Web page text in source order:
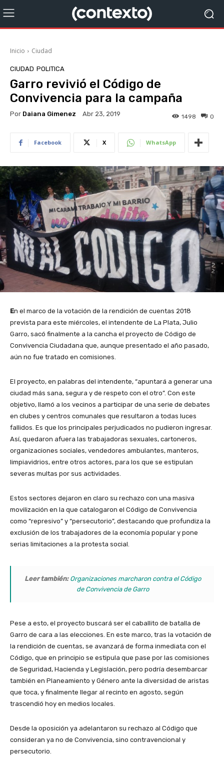
Inicio Ciudad
CIUDAD POLITICA
Garro revivió el Código de
Convivencia para la campaña
Por Daiana Gimenez Abr 23, 2019 0
1498
Facebook X WhatsApp
En el marco de la votación de la rendición de cuentas 2018
prevista para este miércoles, el intendente de La Plata, Julio
Garro, sacó finalmente a la cancha el proyecto de Código de
Convivencia Ciudadana que, aunque presentado el año pasado,
aún no fue tratado en comisiones.
El proyecto, en palabras del intendente, “apuntará a generar una
ciudad más sana, segura y de respeto con el otro”. Con este
objetivo, llamó a los vecinos a participar de una serie de debates
en clubes y centros comunales que resultaron a todas luces
fallidos. Es que los principales perjudicados no pudieron ingresar.
Así, quedaron afuera las trabajadoras sexuales, cartoneros,
organizaciones sociales, vendedores ambulantes, manteros,
limpiavidrios, entre otros actores, para los que se estipulan
severas multas por sus actividades.
Estos sectores dejaron en claro su rechazo con una masiva
movilización en la que catalogaron el Código de Convivencia
como “represivo” y “persecutorio”, destacando que profundiza la
exclusión de los trabajadores de la economía popular y pone
serias limitaciones a la protesta social.
Leer también: Organizaciones marcharon contra el Código
de Convivencia de Garro
Pese a esto, el proyecto buscará ser el caballito de batalla de
Garro de cara a las elecciones. En este marco, tras la votación de
la rendición de cuentas, se avanzará de forma inmediata con el
Código, que en principio se estipula que pase por las comisiones
de Seguridad, Hacienda y Legislación, pero podría desembarcar
también en Planeamiento y Género ante la diversidad de aristas
que toca, y finalmente llegar al recinto en agosto, según
trascendió hoy en medios locales.
Desde la oposición ya adelantaron su rechazo al Código que
consideran ya no de Convivencia, sino contravencional y
persecutorio.